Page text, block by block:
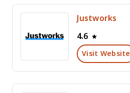
Justworks
4.6
Visit Website